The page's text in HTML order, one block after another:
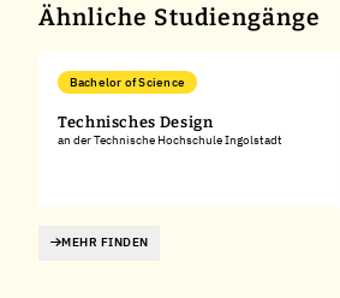
Ähnliche Studiengänge
Bachelor of Science
Technisches Design
an der Technische Hochschule Ingolstadt
MEHR FINDEN